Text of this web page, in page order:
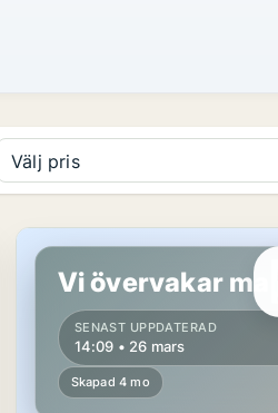
Välj pris
Lager i Västerås
Vi övervakar
SENAST UPPDATERAD
14:09 • 26 mars
Skapad 4 mo